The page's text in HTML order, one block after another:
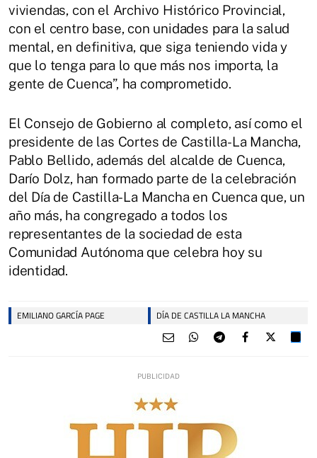
viviendas, con el Archivo Histórico Provincial,
con el centro base, con unidades para la salud
mental, en definitiva, que siga teniendo vida y
que lo tenga para lo que más nos importa, la
gente de Cuenca”, ha comprometido.
El Consejo de Gobierno al completo, así como el
presidente de las Cortes de Castilla-La Mancha,
Pablo Bellido, además del alcalde de Cuenca,
Darío Dolz, han formado parte de la celebración
del Día de Castilla-La Mancha en Cuenca que, un
año más, ha congregado a todos los
representantes de la sociedad de esta
Comunidad Autónoma que celebra hoy su
identidad.
EMILIANO GARCÍA PAGE DÍA DE CASTILLA LA MANCHA